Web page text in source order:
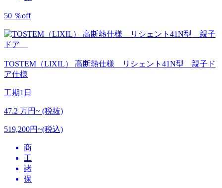
50 ％off
TOSTEM（LIXIL）
高断熱仕様 リシェント41N型 親子ド
ア仕様
工期1日
47.2 万円~ (税抜)
519,200円~(税込)
商
工
諸
保